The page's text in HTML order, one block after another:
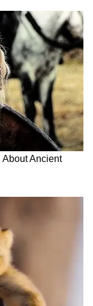
story has
Editorial
syndicated